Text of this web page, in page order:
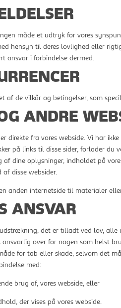
måde et udtryk for vores
hensyn til deres lovlighed eller
ansvar i forbindelse dermed.
af de vilkår og betingelser, som
ANDRE
fra vores webside. Vi har
på links til disse sider, forlader du
dine oplysninger, indholdet på
af disse websider.
anden internetside til materialer
ANSVAR
det er tilladt ved lov,
over for nogen som helst
for tab eller skade, selvom det
med:
brug af, vores webside, eller
der vises på vores webside.